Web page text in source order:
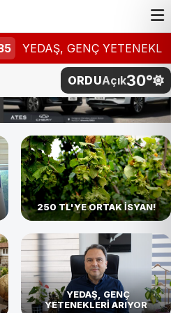
YETENEKLERİ ARIYOR
₺
ORDUAçık30°
250 TL'YE ORTAK İSYAN!
YEDAŞ, GENÇ
YETENEKLERİ ARIYOR